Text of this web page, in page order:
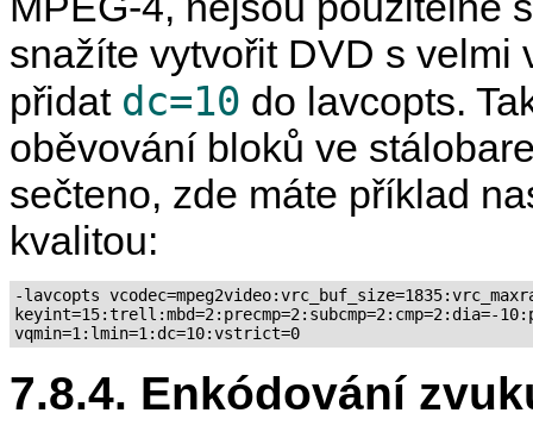
snažíte vytvořit DVD s velmi
přidat dc=10 do lavcopts.
oběvování bloků ve
sečteno, zde máte příklad
kvalitou:
-lavcopts
keyint=15:trell:mbd=2:precmp=2:subcmp=2:cmp=2:dia=-
7.8.4. Enkódování